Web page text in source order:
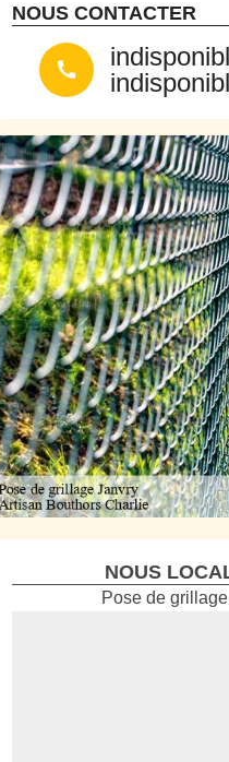
NOUS CONTACTER
NOUS
Pose de